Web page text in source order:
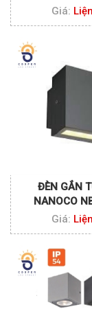
Giá:
ĐÈN GẮN
NANOCO
Giá: